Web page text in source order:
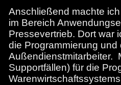
Anschließend machte
im Bereich
Pressevertrieb. Dort war
die Programmierung
Außendienstmitarbeiter.
Supportfällen) für die